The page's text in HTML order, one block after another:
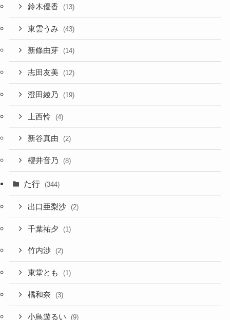
鈴木優香 (13)
東雲うみ (43)
新條由芽 (14)
志田友美 (12)
澄田綾乃 (19)
上西怜 (4)
新谷真由 (2)
櫻井音乃 (8)
た行 (344)
出口亜梨沙 (2)
千葉祐夕 (1)
竹内渉 (2)
東堂とも (1)
橘和奈 (3)
小鳥遊るい (9)